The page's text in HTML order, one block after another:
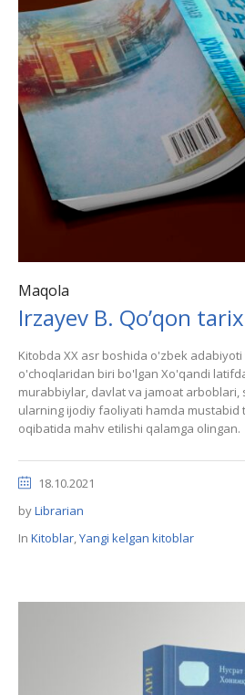
Maqola
Irzayev B. Qo’qon
Kitobda XX asr boshida o'zbek
o'choqlaridan biri bo'lgan Xo'qandi
murabbiylar, davlat va jamoat
ularning ijodiy faoliyati hamda mustabid
oqibatida mahv etilishi qalamga olingan.
18.10.2021
byLibrarian
In Kitoblar,Yangi kelgan kitoblar